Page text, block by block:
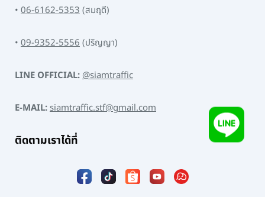
• 06-6162-5353(สมฤดี)
• 09-9352-5556(ปริญญา)
LINE OFFICIAL:@siamtraffic
E-MAIL:siamtraffic.stf@gmail.com
ติดตามเราได้ที่